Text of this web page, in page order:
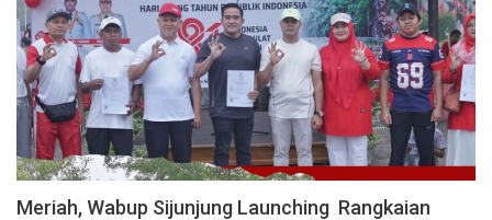
Meriah, Wabup Sijunjung Launching Rangkaian